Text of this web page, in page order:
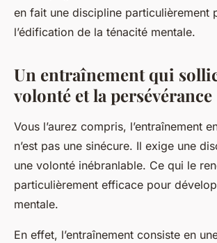
en fait une discipline particulièrement
l’édification de la ténacité mentale.
Un entraînement qui
volonté et la persévérance
Vous l’aurez compris, l’entraînement
n’est pas une sinécure. Il exige une
une volonté inébranlable. Ce qui le
particulièrement efficace pour
mentale.
En effet, l’entraînement consiste en